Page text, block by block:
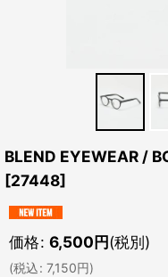
BLEND EYEWEAR /
[27448]
価格: 6,500円(税別)
(税込: 7,150円)